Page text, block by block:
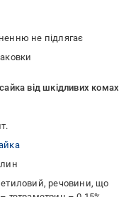
не підлягає
від шкідливих комах
речовини, що